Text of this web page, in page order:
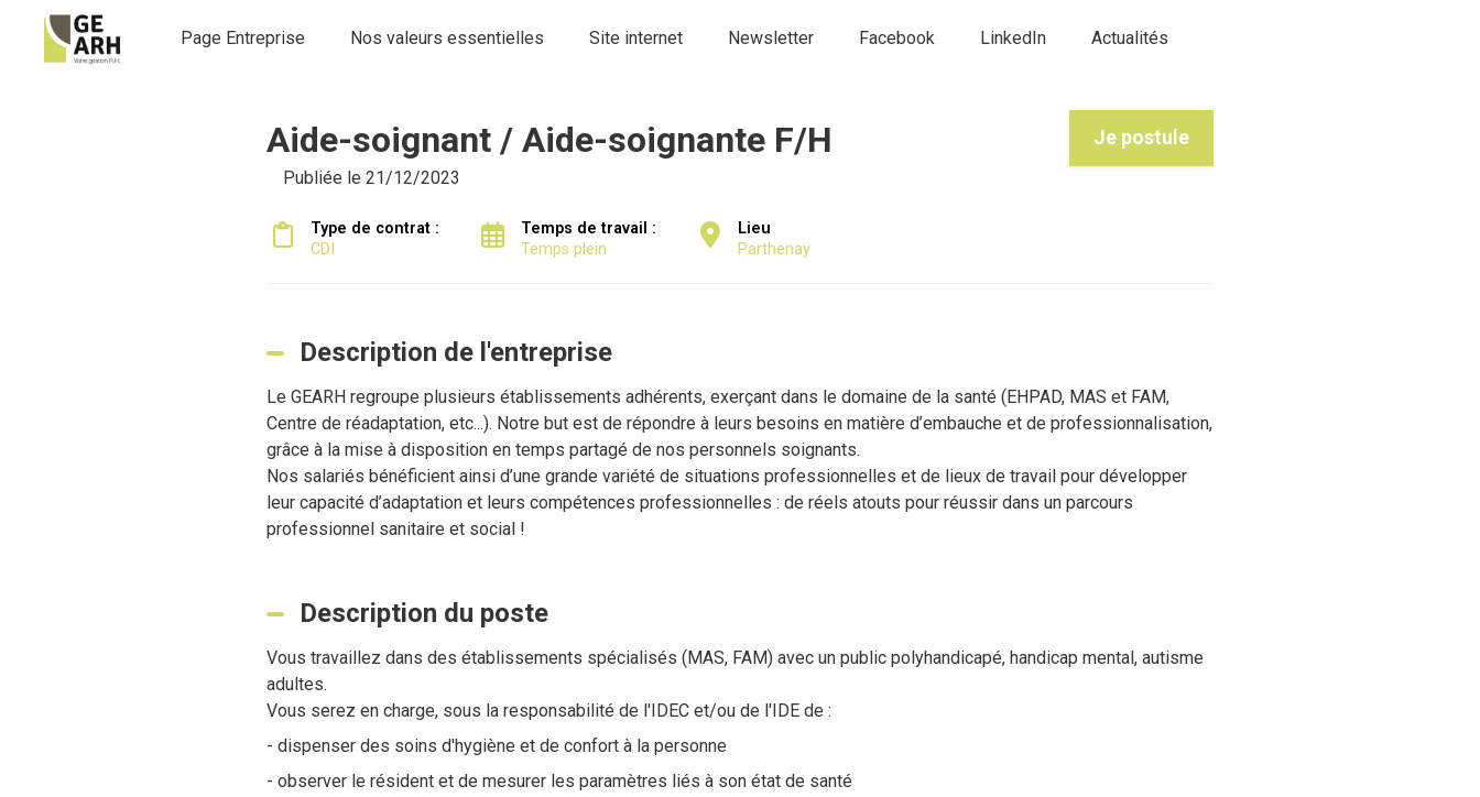
Page Entreprise Nos valeurs essentielles Site internet Newsletter Facebook LinkedIn Actualités
Aide-soignant / Aide-soignante F/H Je postule
Publiée le 21/12/2023
Type de contrat :
CDI
Temps de travail :
Temps plein
Lieu
Parthenay
Description de l'entreprise
Le GEARH regroupe plusieurs établissements adhérents, exerçant dans le domaine de la santé (EHPAD, MAS et FAM,
Centre de réadaptation, etc...). Notre but est de répondre à leurs besoins en matière d’embauche et de professionnalisation,
grâce à la mise à disposition en temps partagé de nos personnels soignants.
Nos salariés bénéficient ainsi d’une grande variété de situations professionnelles et de lieux de travail pour développer
leur capacité d’adaptation et leurs compétences professionnelles : de réels atouts pour réussir dans un parcours
professionnel sanitaire et social !
Description du poste
Vous travaillez dans des établissements spécialisés (MAS, FAM) avec un public polyhandicapé, handicap mental, autisme
adultes.
Vous serez en charge, sous la responsabilité de l'IDEC et/ou de l'IDE de :
- dispenser des soins d'hygiène et de confort à la personne
- observer le résident et de mesurer les paramètres liés à son état de santé